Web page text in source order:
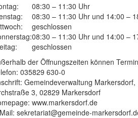
08:30 – 11:30 Uhr
08:30 – 11:30 Uhr und 14:00 –
geschlossen
08:30 – 11:30 Uhr und 14:00 –
geschlossen
der Öffnungszeiten können
035829 630-0
Gemeindeverwaltung Markersdorf,
3, 02829 Markersdorf
www.markersdorf.de
sekretariat@gemeinde-